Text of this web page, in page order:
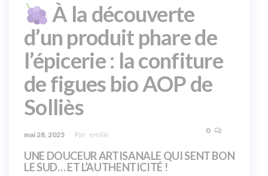
À la découverte
d’un produit phare de
l’épicerie : la confiture
de figues bio AOP de
Solliès
mai 28, 2025 Par emilie 0
UNE DOUCEUR ARTISANALE QUI SENT BON
LE SUD… ET L’AUTHENTICITÉ !